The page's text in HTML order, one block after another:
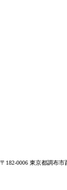
〒182-0006 東京都調布市